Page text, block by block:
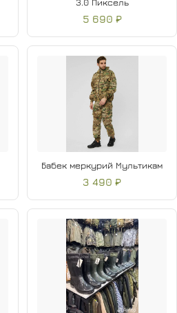
3.0 Пиксель
5 690 ₽
Бабек меркурий Мультикам
3 490 ₽